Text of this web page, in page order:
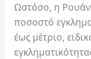
Ωστόσο, η
ποσοστό
έως μέτριο,